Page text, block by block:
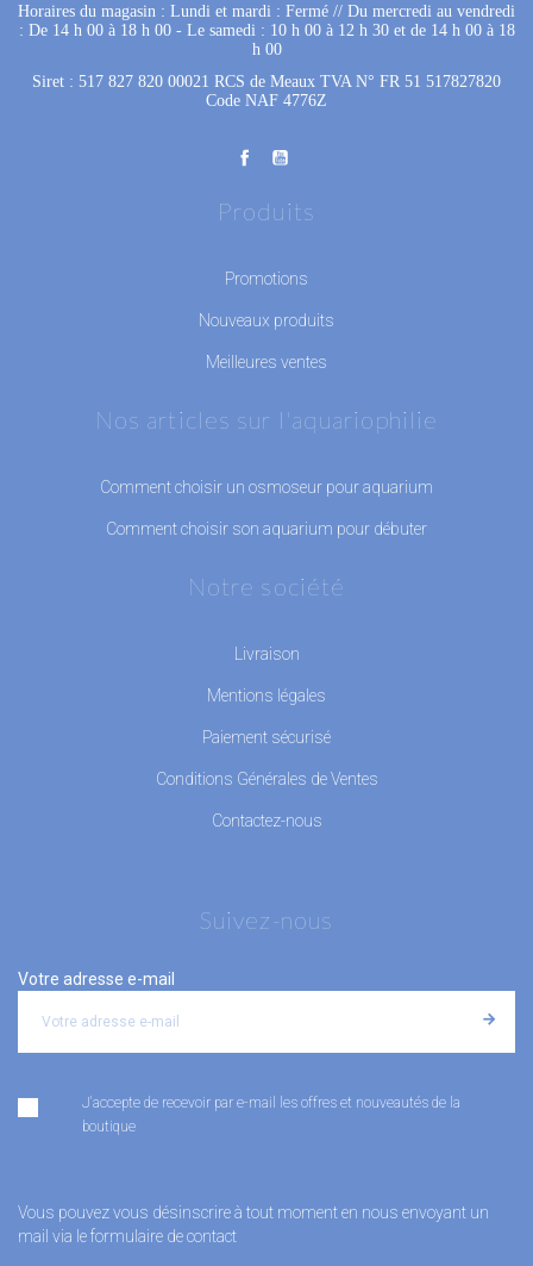
Horaires du magasin : Lundi et mardi : Fermé // Du mercredi au vendredi
: De 14 h 00 à 18 h 00 - Le samedi : 10 h 00 à 12 h 30 et de 14 h 00 à 18
h 00
Siret : 517 827 820 00021 RCS de Meaux TVA N° FR 51 517827820
Code NAF 4776Z
Produits
Promotions
Nouveaux produits
Meilleures ventes
Nos articles sur l'aquariophilie
Comment choisir un osmoseur pour aquarium
Comment choisir son aquarium pour débuter
Notre société
Livraison
Mentions légales
Paiement sécurisé
Conditions Générales de Ventes
Contactez-nous
Suivez-nous
Votre adresse e-mail
J'accepte de recevoir par e-mail les offres et nouveautés de la
boutique
Vous pouvez vous désinscrire à tout moment en nous envoyant un
mail via le formulaire de contact